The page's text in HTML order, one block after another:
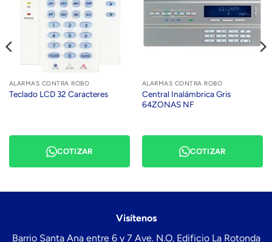
ALARMAS CONTRA ROBO
Teclado LCD 32 Caracteres
COTIZAR
ALARMAS CONTRA ROBO
Central Inalámbrica Gris
64ZONAS NF
COTIZAR
Visítenos
Barrio Santa Ana entre 6 y 7 Ave. N.O. Edificio La Rotonda